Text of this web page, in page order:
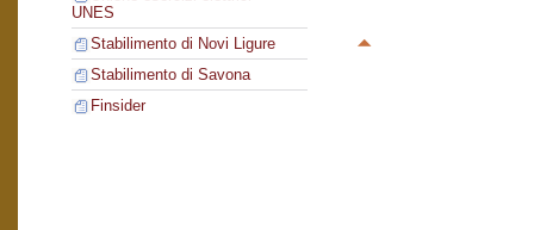
UNES
Stabilimento di Novi Ligure
Stabilimento di Savona
Finsider